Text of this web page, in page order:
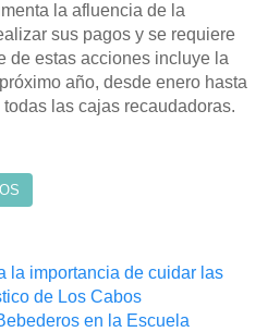
la afluencia de la
sus pagos y se requiere
de estas acciones incluye la
año, desde enero hasta
las cajas recaudadoras.
la importancia de cuidar las
de Los Cabos
en la Escuela